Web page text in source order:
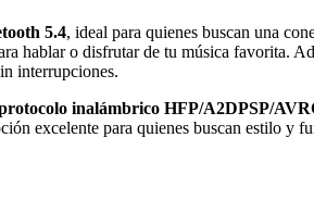
5.4, ideal para quienes buscan una
hablar o disfrutar de tu música favorita.
interrupciones.
inalámbrico HFP/A2DPSP/
excelente para quienes buscan estilo y